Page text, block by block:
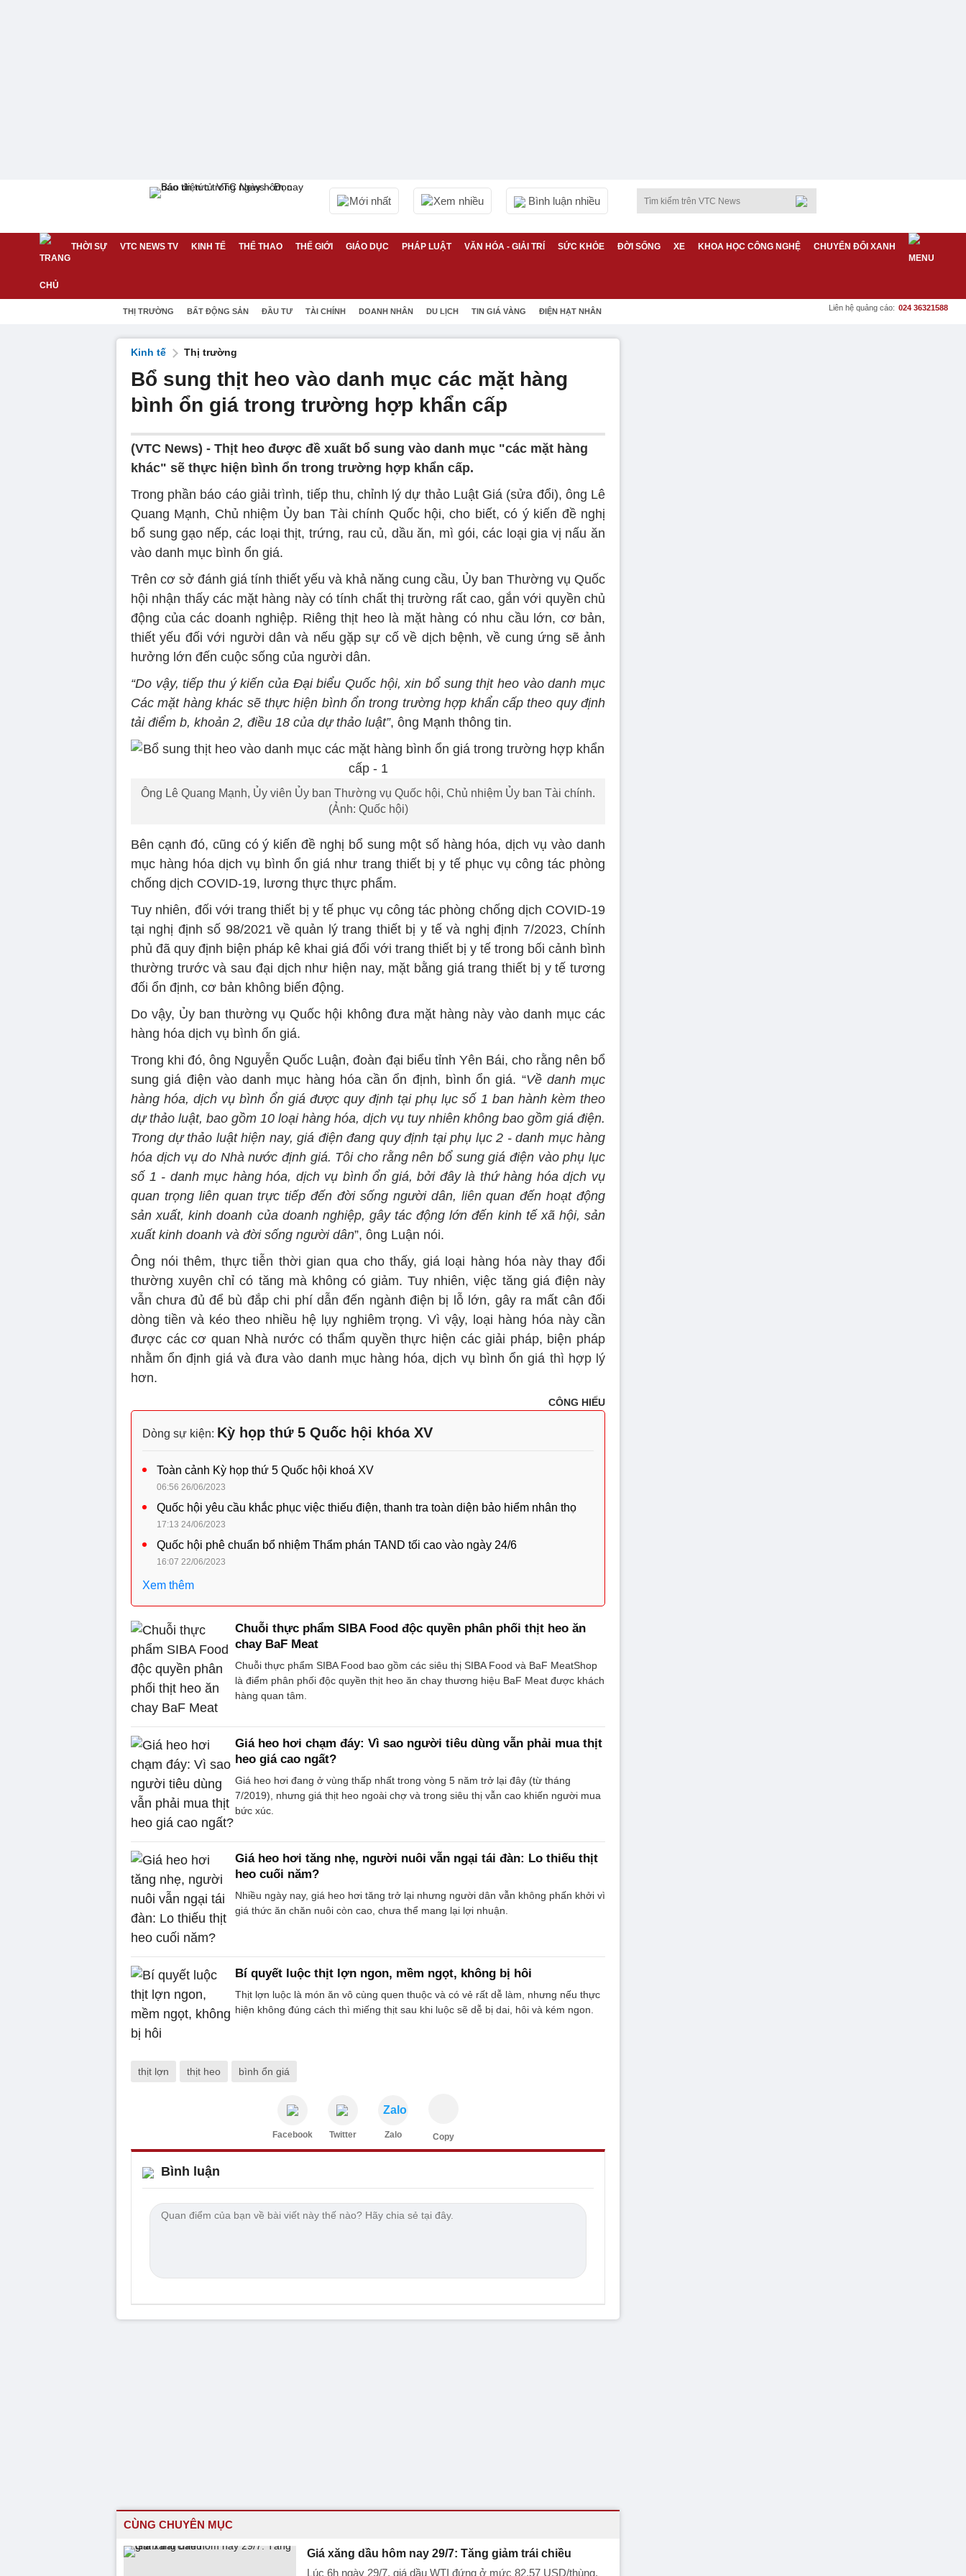
Mới nhất Xem nhiều Bình luận nhiều
THỜI SỰ VTC NEWS TV KINH TẾ THỂ THAO THẾ GIỚI GIÁO DỤC PHÁP LUẬT VĂN HÓA - GIẢI TRÍ SỨC KHỎE ĐỜI SỐNG XE KHOA HỌC CÔNG NGHỆ CHUYỂN ĐỔI XANH
THỊ TRƯỜNG BẤT ĐỘNG SẢN ĐẦU TƯ TÀI CHÍNH DOANH NHÂN DU LỊCH TIN GIÁ VÀNG ĐIỆN HẠT NHÂN Liên hệ quảng cáo: 024 36321588
Kinh tế Thị trường
Bổ sung thịt heo vào danh mục các mặt hàng
bình ổn giá trong trường hợp khẩn cấp
(VTC News) - Thịt heo được đề xuất bổ sung vào danh mục "các mặt hàng
khác" sẽ thực hiện bình ổn trong trường hợp khẩn cấp.
Trong phần báo cáo giải trình, tiếp thu, chỉnh lý dự thảo Luật Giá (sửa đổi), ông Lê
Quang Mạnh, Chủ nhiệm Ủy ban Tài chính Quốc hội, cho biết, có ý kiến đề nghị
bổ sung gạo nếp, các loại thịt, trứng, rau củ, dầu ăn, mì gói, các loại gia vị nấu ăn
vào danh mục bình ổn giá.
Trên cơ sở đánh giá tính thiết yếu và khả năng cung cầu, Ủy ban Thường vụ Quốc
hội nhận thấy các mặt hàng này có tính chất thị trường rất cao, gắn với quyền chủ
động của các doanh nghiệp. Riêng thịt heo là mặt hàng có nhu cầu lớn, cơ bản,
thiết yếu đối với người dân và nếu gặp sự cố về dịch bệnh, về cung ứng sẽ ảnh
hưởng lớn đến cuộc sống của người dân.
“Do vậy, tiếp thu ý kiến của Đại biểu Quốc hội, xin bổ sung thịt heo vào danh mục
Các mặt hàng khác sẽ thực hiện bình ổn trong trường hợp khẩn cấp theo quy định
tải điểm b, khoản 2, điều 18 của dự thảo luật”, ông Mạnh thông tin.
Ông Lê Quang Mạnh, Ủy viên Ủy ban Thường vụ Quốc hội, Chủ nhiệm Ủy ban Tài chính.
(Ảnh: Quốc hội)
Bên cạnh đó, cũng có ý kiến đề nghị bổ sung một số hàng hóa, dịch vụ vào danh
mục hàng hóa dịch vụ bình ổn giá như trang thiết bị y tế phục vụ công tác phòng
chống dịch COVID-19, lương thực thực phẩm.
Tuy nhiên, đối với trang thiết bị y tế phục vụ công tác phòng chống dịch COVID-19
tại nghị định số 98/2021 về quản lý trang thiết bị y tế và nghị định 7/2023, Chính
phủ đã quy định biện pháp kê khai giá đối với trang thiết bị y tế trong bối cảnh bình
thường trước và sau đại dịch như hiện nay, mặt bằng giá trang thiết bị y tế tương
đối ổn định, cơ bản không biến động.
Do vậy, Ủy ban thường vụ Quốc hội không đưa mặt hàng này vào danh mục các
hàng hóa dịch vụ bình ổn giá.
Trong khi đó, ông Nguyễn Quốc Luận, đoàn đại biểu tỉnh Yên Bái, cho rằng nên bổ
sung giá điện vào danh mục hàng hóa cần ổn định, bình ổn giá. “Về danh mục
hàng hóa, dịch vụ bình ổn giá được quy định tại phụ lục số 1 ban hành kèm theo
dự thảo luật, bao gồm 10 loại hàng hóa, dịch vụ tuy nhiên không bao gồm giá điện.
Trong dự thảo luật hiện nay, giá điện đang quy định tại phụ lục 2 - danh mục hàng
hóa dịch vụ do Nhà nước định giá. Tôi cho rằng nên bổ sung giá điện vào phụ lục
số 1 - danh mục hàng hóa, dịch vụ bình ổn giá, bởi đây là thứ hàng hóa dịch vụ
quan trọng liên quan trực tiếp đến đời sống người dân, liên quan đến hoạt động
sản xuất, kinh doanh của doanh nghiệp, gây tác động lớn đến kinh tế xã hội, sản
xuất kinh doanh và đời sống người dân”, ông Luận nói.
Ông nói thêm, thực tiễn thời gian qua cho thấy, giá loại hàng hóa này thay đổi
thường xuyên chỉ có tăng mà không có giảm. Tuy nhiên, việc tăng giá điện này
vẫn chưa đủ để bù đắp chi phí dẫn đến ngành điện bị lỗ lớn, gây ra mất cân đối
dòng tiền và kéo theo nhiều hệ lụy nghiêm trọng. Vì vậy, loại hàng hóa này cần
được các cơ quan Nhà nước có thẩm quyền thực hiện các giải pháp, biện pháp
nhằm ổn định giá và đưa vào danh mục hàng hóa, dịch vụ bình ổn giá thì hợp lý
hơn.
CÔNG HIẾU
Dòng sự kiện: Kỳ họp thứ 5 Quốc hội khóa XV
Toàn cảnh Kỳ họp thứ 5 Quốc hội khoá XV
06:56 26/06/2023
Quốc hội yêu cầu khắc phục việc thiếu điện, thanh tra toàn diện bảo hiểm nhân thọ
17:13 24/06/2023
Quốc hội phê chuẩn bổ nhiệm Thẩm phán TAND tối cao vào ngày 24/6
16:07 22/06/2023
Xem thêm
Chuỗi thực phẩm SIBA Food độc quyền phân phối thịt heo ăn
chay BaF Meat
Chuỗi thực phẩm SIBA Food bao gồm các siêu thị SIBA Food và BaF MeatShop
là điểm phân phối độc quyền thịt heo ăn chay thương hiệu BaF Meat được khách
hàng quan tâm.
Giá heo hơi chạm đáy: Vì sao người tiêu dùng vẫn phải mua thịt
heo giá cao ngất?
Giá heo hơi đang ở vùng thấp nhất trong vòng 5 năm trở lại đây (từ tháng
7/2019), nhưng giá thịt heo ngoài chợ và trong siêu thị vẫn cao khiến người mua
bức xúc.
Giá heo hơi tăng nhẹ, người nuôi vẫn ngại tái đàn: Lo thiếu thịt
heo cuối năm?
Nhiều ngày nay, giá heo hơi tăng trở lại nhưng người dân vẫn không phấn khởi vì
giá thức ăn chăn nuôi còn cao, chưa thể mang lại lợi nhuận.
Bí quyết luộc thịt lợn ngon, mềm ngọt, không bị hôi
Thịt lợn luộc là món ăn vô cùng quen thuộc và có vẻ rất dễ làm, nhưng nếu thực
hiện không đúng cách thì miếng thịt sau khi luộc sẽ dễ bị dai, hôi và kém ngon.
thịt lợn thịt heo bình ổn giá
Facebook Twitter
Zalo
Zalo Copy
Bình luận
CÙNG CHUYÊN MỤC
Giá xăng dầu hôm nay 29/7: Tăng giảm trái chiều
Lúc 6h ngày 29/7, giá dầu WTI đứng ở mức 82,57 USD/thùng,